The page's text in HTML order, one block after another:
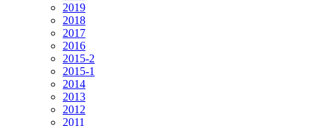
2019
2018
2017
2016
2015-2
2015-1
2014
2013
2012
2011